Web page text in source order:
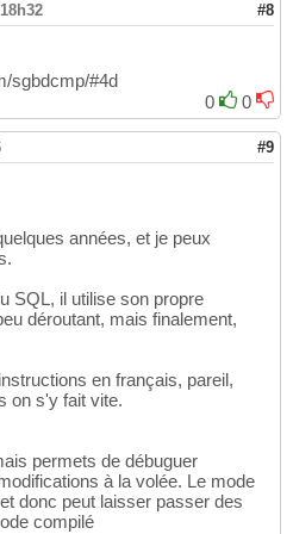
#8
sgbdcmp/#4d
0
0
#9
années, et je peux
SQL, il utilise son propre
déroutant, mais finalement,
en français, pareil,
on s'y fait vite.
permets de débuguer
à la volée. Le mode
donc peut laisser passer des
compilé